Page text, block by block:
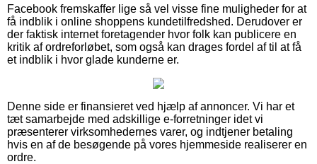
Facebook fremskaffer lige så vel visse fine muligheder for at
få indblik i online shoppens kundetilfredshed. Derudover er
der faktisk internet foretagender hvor folk kan publicere en
kritik af ordreforløbet, som også kan drages fordel af til at få
et indblik i hvor glade kunderne er.
Denne side er finansieret ved hjælp af annoncer. Vi har et
tæt samarbejde med adskillige e-forretninger idet vi
præsenterer virksomhedernes varer, og indtjener betaling
hvis en af de besøgende på vores hjemmeside realiserer en
ordre.